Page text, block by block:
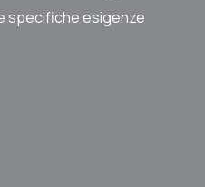
specifiche esigenze